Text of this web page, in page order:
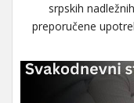
srpskih
preporučene